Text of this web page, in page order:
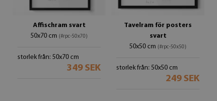
Affischram svart
50x70 cm (#rpc-50x70)
storlek från: 50x70 cm
349 SEK
Tavelram för posters
svart
50x50 cm (#rpc-50x50)
storlek från: 50x50 cm
249 SEK